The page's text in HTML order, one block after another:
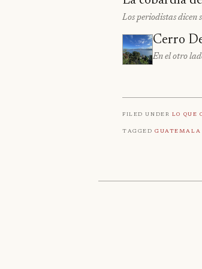
Los periodistas dicen
Cerro
En el otro
Filed under Lo que
TaggedGuatemala